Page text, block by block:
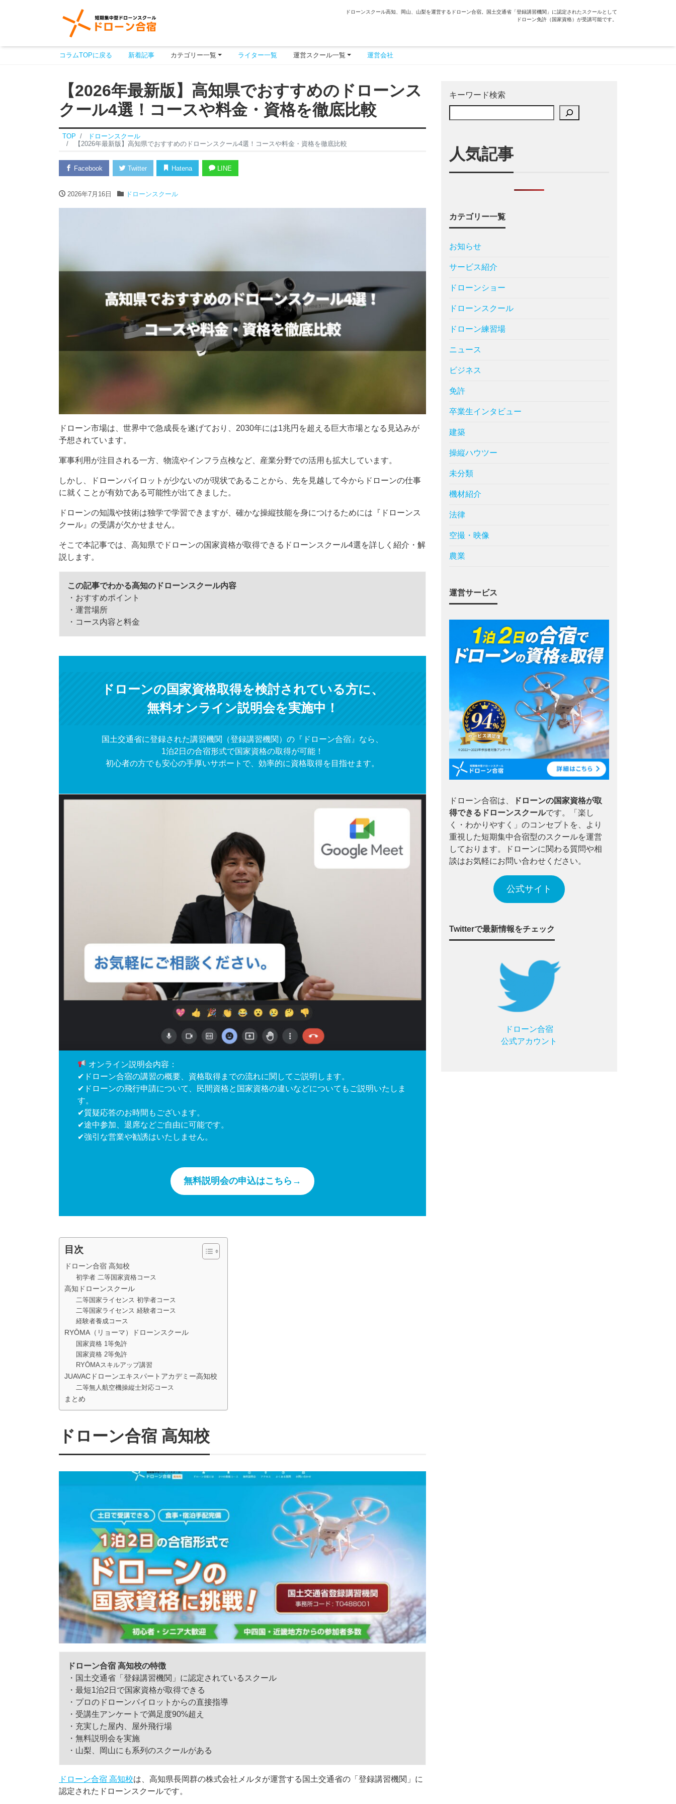
ドローンスクール高知、岡山、山梨を運営するドローン合宿。国土交通省「登録講習機関」に認定されたスクールとして
ドローン免許（国家資格）が受講可能です。
コラムTOPに戻る 新着記事 カテゴリー一覧 ライター一覧 運営スクール一覧 運営会社
【2026年最新版】高知県でおすすめのドローンス
クール4選！コースや料金・資格を徹底比較
TOP
ドローンスクール
【2026年最新版】高知県でおすすめのドローンスクール4選！コースや料金・資格を徹底比較
Facebook Twitter Hatena LINE
2026年7月16日 ドローンスクール
ドローン市場は、世界中で急成長を遂げており、2030年には1兆円を超える巨大市場となる見込みが
予想されています。
軍事利用が注目される一方、物流やインフラ点検など、産業分野での活用も拡大しています。
しかし、ドローンパイロットが少ないのが現状であることから、先を見越して今からドローンの仕事
に就くことが有効である可能性が出てきました。
ドローンの知識や技術は独学で学習できますが、確かな操縦技能を身につけるためには『ドローンス
クール』の受講が欠かせません。
そこで本記事では、高知県でドローンの国家資格が取得できるドローンスクール4選を詳しく紹介・解
説します。
この記事でわかる高知のドローンスクール内容
・おすすめポイント
・運営場所
・コース内容と料金
ドローンの国家資格取得を検討されている方に、
無料オンライン説明会を実施中！
国土交通省に登録された講習機関（登録講習機関）の『ドローン合宿』なら、
1泊2日の合宿形式で国家資格の取得が可能！
初心者の方でも安心の手厚いサポートで、効率的に資格取得を目指せます。
オンライン説明会内容：
✔ドローン合宿の講習の概要、資格取得までの流れに関してご説明します。
✔ドローンの飛行申請について、民間資格と国家資格の違いなどについてもご説明いたしま
す。
✔質疑応答のお時間もございます。
✔途中参加、退席などご自由に可能です。
✔強引な営業や勧誘はいたしません。
無料説明会の申込はこちら→
目次
ドローン合宿 高知校
初学者 二等国家資格コース
高知ドローンスクール
二等国家ライセンス 初学者コース
二等国家ライセンス 経験者コース
経験者養成コース
RYŌMA（リョーマ）ドローンスクール
国家資格 1等免許
国家資格 2等免許
RYŌMAスキルアップ講習
JUAVACドローンエキスパートアカデミー高知校
二等無人航空機操縦士対応コース
まとめ
ドローン合宿 高知校
ドローン合宿 高知校の特徴
・国土交通省「登録講習機関」に認定されているスクール
・最短1泊2日で国家資格が取得できる
・プロのドローンパイロットからの直接指導
・受講生アンケートで満足度90%超え
・充実した屋内、屋外飛行場
・無料説明会を実施
・山梨、岡山にも系列のスクールがある
ドローン合宿 高知校は、高知県長岡群の株式会社メルタが運営する国土交通省の「登録講習機関」に
認定されたドローンスクールです。
キーワード検索
人気記事
カテゴリー一覧
お知らせ
サービス紹介
ドローンショー
ドローンスクール
ドローン練習場
ニュース
ビジネス
免許
卒業生インタビュー
建築
操縦ハウツー
未分類
機材紹介
法律
空撮・映像
農業
運営サービス
ドローン合宿は、
ドローンの国家資格が取
得できるドローンスクールです。「楽し
く・わかりやすく」のコンセプトを、より
重視した短期集中合宿型のスクールを運営
しております。ドローンに関わる質問や相
談はお気軽にお問い合わせください。
公式サイト
Twitterで最新情報をチェック
ドローン合宿
公式アカウント